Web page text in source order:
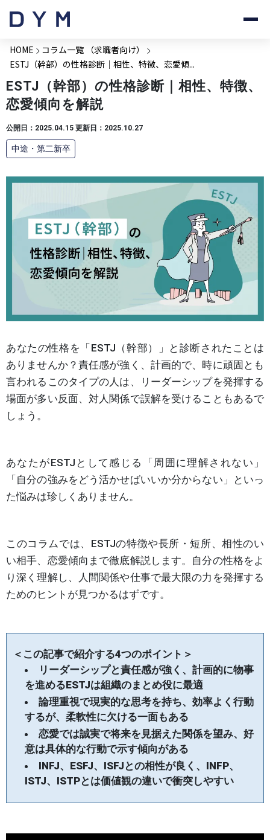
HOME
コラム一覧 （求職者向け）
ESTJ（幹部）の性格診断｜相性、特徴、恋愛傾...
ESTJ（幹部）の性格診断｜相性、特徴、
恋愛傾向を解説
公開日：2025.04.15 更新日：2025.10.27
中途・第二新卒
あなたの性格を「ESTJ（幹部）」と診断されたことは
ありませんか？責任感が強く、計画的で、時に頑固とも
言われるこのタイプの人は、リーダーシップを発揮する
場面が多い反面、対人関係で誤解を受けることもあるで
しょう。
あなたがESTJとして感じる「周囲に理解されない」
「自分の強みをどう活かせばいいか分からない」といっ
た悩みは珍しくありません。
このコラムでは、ESTJの特徴や長所・短所、相性のい
い相手、恋愛傾向まで徹底解説します。自分の性格をよ
り深く理解し、人間関係や仕事で最大限の力を発揮する
ためのヒントが見つかるはずです。
＜この記事で紹介する4つのポイント＞
リーダーシップと責任感が強く、計画的に物事
を進めるESTJは組織のまとめ役に最適
論理重視で現実的な思考を持ち、効率よく行動
するが、柔軟性に欠ける一面もある
恋愛では誠実で将来を見据えた関係を望み、好
意は具体的な行動で示す傾向がある
INFJ、ESFJ、ISFJとの相性が良く、INFP、
ISTJ、ISTPとは価値観の違いで衝突しやすい